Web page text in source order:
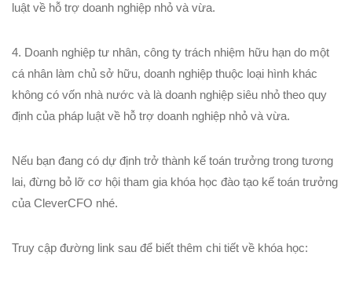
luật về hỗ trợ doanh nghiệp nhỏ và vừa.
4. Doanh nghiệp tư nhân, công ty trách nhiệm hữu hạn do một
cá nhân làm chủ sở hữu, doanh nghiệp thuộc loại hình khác
không có vốn nhà nước và là doanh nghiệp siêu nhỏ theo quy
định của pháp luật về hỗ trợ doanh nghiệp nhỏ và vừa.
Nếu bạn đang có dự định trở thành kế toán trưởng trong tương
lai, đừng bỏ lỡ cơ hội tham gia khóa học đào tạo kế toán trưởng
của CleverCFO nhé.
Truy cập đường link sau để biết thêm chi tiết về khóa học: